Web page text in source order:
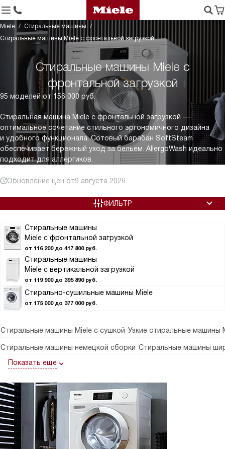
Miele
Стиральные машины
Стиральные машины Miele с фронтальной загрузкой
Стиральные машины Miele с
фронтальной загрузкой
95 моделей от 156 000 руб.
Стиральная машина Miele с фронтальной загрузкой —
оптимальное сочетание стильного эргономичного дизайна
и удобного функционала. Сотовый барабан SoftSteam
обеспечивает бережный уход за бельем. AllergoWash идеально
подходит для аллергиков.
Обновление цен от9 августа 2026
Стиральные машины
Miele с фронтальной загрузкой
от 116 200 до 417 800 руб.
Стиральные машины
Miele с вертикальной загрузкой
от 119 900 до 395 890 руб.
Стирально-сушильные машины Miele
от 175 000 до 377 000 руб.
ФИЛЬТР
Стиральные машины Miele с сушкой Узкие стиральные машины
Стиральные машины немецкой сборки Стиральные машины
Показать еще